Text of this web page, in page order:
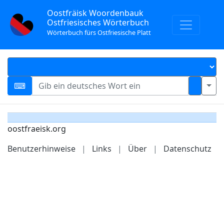
Oostfräisk Woordenbauk
Ostfriesisches Wörterbuch
Wörterbuch fürs Ostfriesische Platt
oostfraeisk.org
Benutzerhinweise
| Links | Über | Datenschutz